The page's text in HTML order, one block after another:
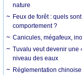
nature
Feux de forêt : quels
comportement ?
Canicules, mégafeux,
Tuvalu veut devenir une
niveau des eaux
Réglementation